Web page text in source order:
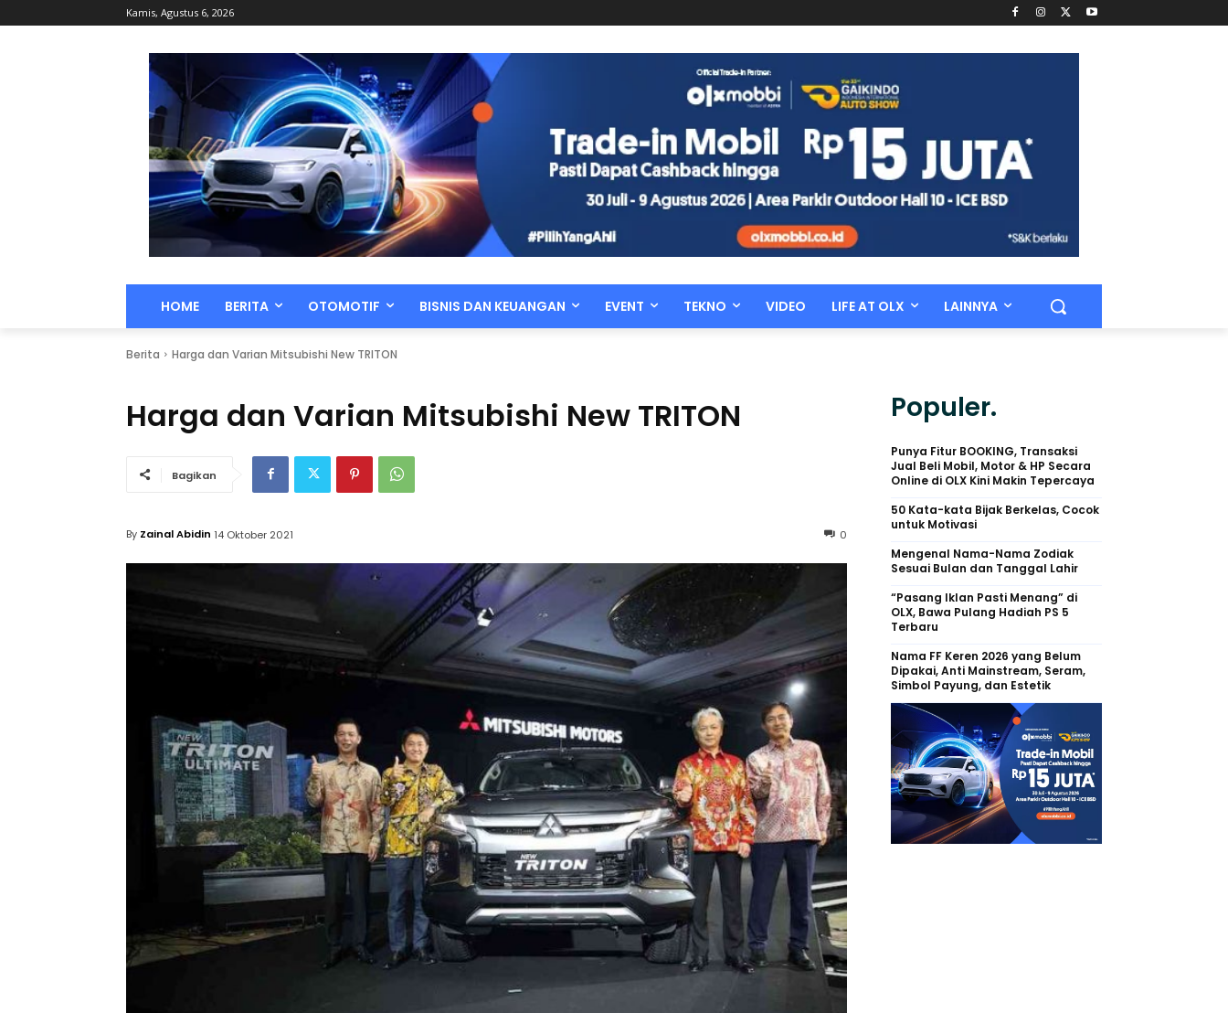
Kamis, Agustus 6, 2026
HOME BERITA OTOMOTIF BISNIS DAN KEUANGAN EVENT TEKNO VIDEO LIFE AT OLX LAINNYA
Berita Harga dan Varian Mitsubishi New TRITON
Harga dan Varian Mitsubishi New TRITON
Bagikan
0
By Zainal Abidin 14 Oktober 2021
Populer.
Punya Fitur BOOKING, Transaksi
Jual Beli Mobil, Motor & HP Secara
Online di OLX Kini Makin Tepercaya
50 Kata-kata Bijak Berkelas, Cocok
untuk Motivasi
Mengenal Nama-Nama Zodiak
Sesuai Bulan dan Tanggal Lahir
“Pasang Iklan Pasti Menang” di
OLX, Bawa Pulang Hadiah PS 5
Terbaru
Nama FF Keren 2026 yang Belum
Dipakai, Anti Mainstream, Seram,
Simbol Payung, dan Estetik